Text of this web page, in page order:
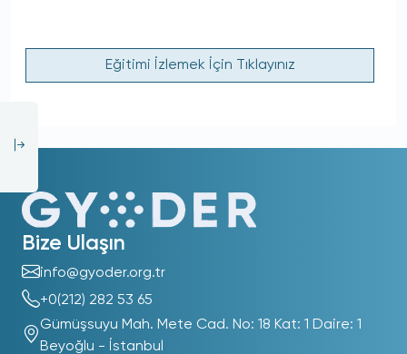
Eğitimi İzlemek İçin Tıklayınız
Bize Ulaşın
info@gyoder.org.tr
+0(212) 282 53 65
Gümüşsuyu Mah. Mete Cad. No: 18 Kat: 1 Daire: 1
Beyoğlu - İstanbul